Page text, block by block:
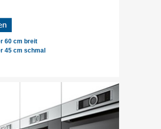
60 cm breit
45 cm schmal